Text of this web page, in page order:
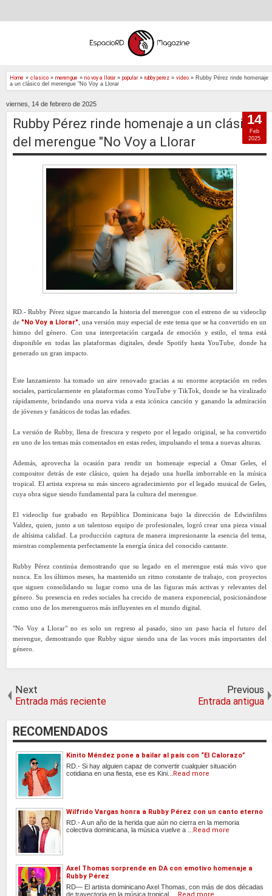
Home » clasico » merengue » no voy a llorar» popular» rubby perez » video » Rubby Pérez rinde homenaje
a un clásico del merengue "No Voy a Llorar
viernes, 14 de febrero de 2025
Rubby Pérez rinde homenaje a un clásico
del merengue "No Voy a Llorar
RD.- Rubby Pérez sigue marcando la historia del merengue con el estreno de su videoclip
de "No Voy a Llorar" , una versión muy especial de este tema que se ha convertido en un
himno del género. Con una interpretación cargada de emoción y estilo, el tema está
disponible en todas las plataformas digitales, desde Spotify hasta YouTube, donde ha
generado un gran impacto.
Este lanzamiento ha tomado un aire renovado gracias a su enorme aceptación en redes
sociales, particularmente en plataformas como YouTube y TikTok, donde se ha viralizado
rápidamente, brindando una nueva vida a esta icónica canción y ganando la admiración
de jóvenes y fanáticos de todas las edades.
La versión de Rubby, llena de frescura y respeto por el legado original, se ha convertido
en uno de los temas más comentados en estas redes, impulsando el tema a nuevas alturas.
Además, aprovecha la ocasión para rendir un homenaje especial a Omar Geles, el
compositor detrás de este clásico, quien ha dejado una huella imborrable en la música
tropical. El artista expresa su más sincero agradecimiento por el legado musical de Geles,
cuya obra sigue siendo fundamental para la cultura del merengue.
El videoclip fue grabado en República Dominicana bajo la dirección de Edwinfilms
Valdez, quien, junto a un talentoso equipo de profesionales, logró crear una pieza visual
de altísima calidad. La producción captura de manera impresionante la esencia del tema,
mientras complementa perfectamente la energía única del conocido cantante.
Rubby Pérez continúa demostrando que su legado en el merengue está más vivo que
nunca. En los últimos meses, ha mantenido un ritmo constante de trabajo, con proyectos
que siguen consolidando su lugar como una de las figuras más activas y relevantes del
género. Su presencia en redes sociales ha crecido de manera exponencial, posicionándose
como uno de los merengueros más influyentes en el mundo digital.
"No Voy a Llorar" no es solo un regreso al pasado, sino un paso hacia el futuro del
merengue, demostrando que Rubby sigue siendo una de las voces más importantes del
género.
14
Feb
2025
Next
Entrada más reciente
Previous
Entrada antigua
RECOMENDADOS
Kinito Méndez pone a bailar al país con “El Calorazo”
RD.- Si hay alguien capaz de convertir cualquier situación
cotidiana en una fiesta, ese es Kini...
Read more
Wilfrido Vargas honra a Rubby Pérez con un canto eterno
RD.- A un año de la herida que aún no cierra en la memoria
colectiva dominicana, la música vuelve a ...
Read more
Axel Thomas sorprende en DA con emotivo homenaje a
Rubby Pérez
RD— El artista dominicano Axel Thomas, con más de dos décadas
de trayectoria en la música tropical, ...